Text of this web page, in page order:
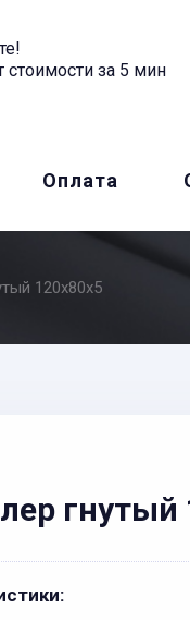
стоимости за 5 мин
Оплата
120x80x5
гнутый